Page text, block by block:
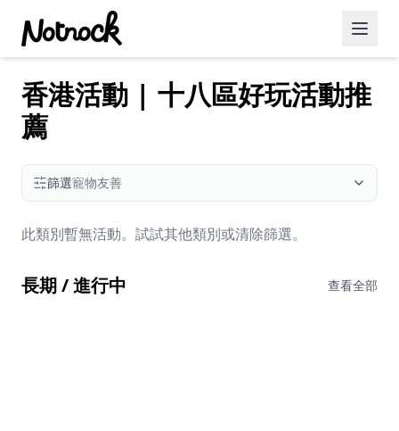
精選活動
博客文章
約會好去處
美食佳餚
品酒
咖啡廳
香港活動 | 十八區好玩活動推
薦
篩選寵物友善
此類別暫無活動。試試其他類別或清除篩選。
長期 / 進行中 查看全部